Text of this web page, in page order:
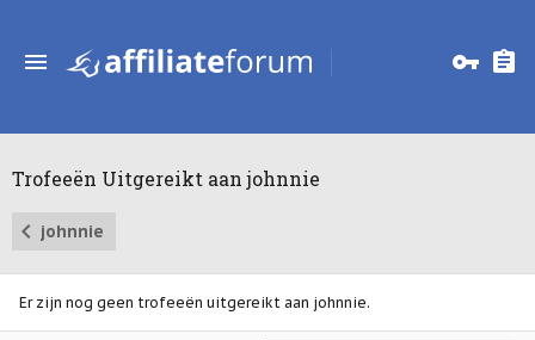
Trofeeën Uitgereikt aan johnnie
johnnie
Er zijn nog geen trofeeën uitgereikt aan johnnie.